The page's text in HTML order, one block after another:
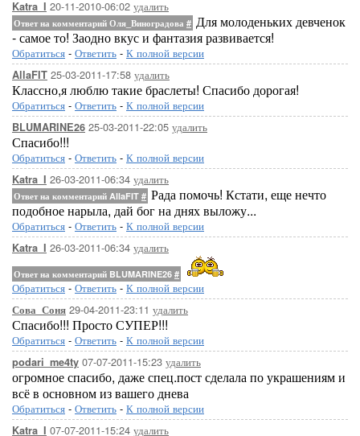
Katra_I 20-11-2010-06:02 удалить
Ответ на комментарий Оля_Виноградова # Для молоденьких девченок
- самое то! Заодно вкус и фантазия развивается!
Обратиться - Ответить - К полной версии
AllaFIT 25-03-2011-17:58 удалить
Классно,я люблю такие браслеты! Спасибо дорогая!
Обратиться - Ответить - К полной версии
BLUMARINE26 25-03-2011-22:05 удалить
Спасибо!!!
Обратиться - Ответить - К полной версии
Katra_I 26-03-2011-06:34 удалить
Ответ на комментарий AllaFIT # Рада помочь! Кстати, еще нечто
подобное нарыла, дай бог на днях выложу...
Обратиться - Ответить - К полной версии
Katra_I 26-03-2011-06:34 удалить
Ответ на комментарий BLUMARINE26 #
Обратиться - Ответить - К полной версии
Сова_Соня 29-04-2011-23:11 удалить
Спасибо!!! Просто СУПЕР!!!
Обратиться - Ответить - К полной версии
podari_me4ty 07-07-2011-15:23 удалить
огромное спасибо, даже спец.пост сделала по украшениям и
всё в основном из вашего днева
Обратиться - Ответить - К полной версии
Katra_I 07-07-2011-15:24 удалить